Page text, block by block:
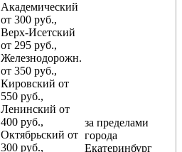
Академический
от 300 руб.,
Верх-Исетский
от 295 руб.,
Железнодорожн.
от 350 руб.,
Кировский от
550 руб.,
Ленинский от
400 руб.,
Октябрьский от
300 руб.,
за пределами
города
Екатеринбург